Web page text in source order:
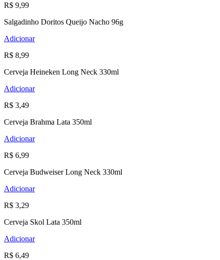
R$ 9,99
Salgadinho Doritos Queijo Nacho 96g
Adicionar
R$ 8,99
Cerveja Heineken Long Neck 330ml
Adicionar
R$ 3,49
Cerveja Brahma Lata 350ml
Adicionar
R$ 6,99
Cerveja Budweiser Long Neck 330ml
Adicionar
R$ 3,29
Cerveja Skol Lata 350ml
Adicionar
R$ 6,49